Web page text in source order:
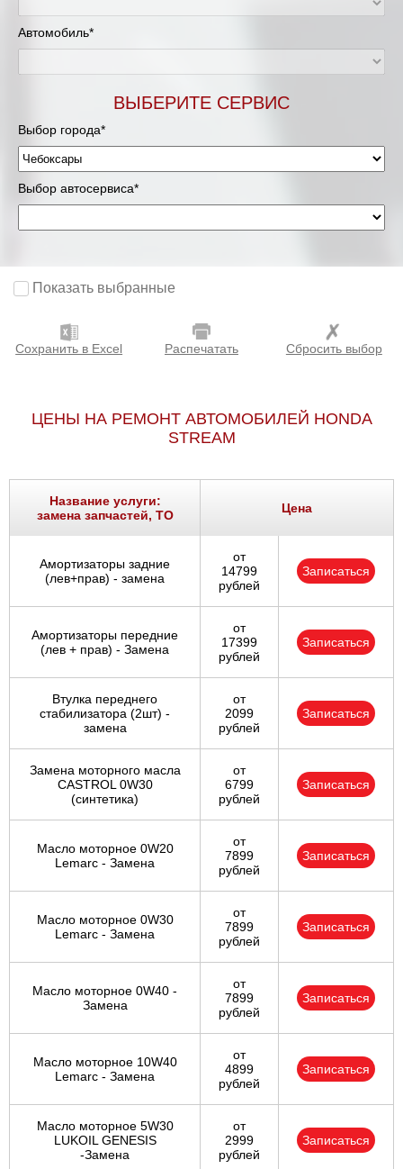
Автомобиль*
ВЫБЕРИТЕ СЕРВИС
Выбор города*
Выбор автосервиса*
Показать выбранные
Сохранить в Excel Распечатать Сбросить выбор
ЦЕНЫ НА РЕМОНТ АВТОМОБИЛЕЙ HONDA
STREAM
Название услуги:
замена запчастей, ТО
Цена
Амортизаторы задние
(лев+прав) - замена
от
14799
рублей
Записаться
Амортизаторы передние
(лев + прав) - Замена
от
17399
рублей
Записаться
Втулка переднего
стабилизатора (2шт) -
замена
от
2099
рублей
Записаться
Замена моторного масла
CASTROL 0W30
(синтетика)
от
6799
рублей
Записаться
Масло моторное 0W20
Lemarc - Замена
от
7899
рублей
Записаться
Масло моторное 0W30
Lemarc - Замена
от
7899
рублей
Записаться
Масло моторное 0W40 -
Замена
от
7899
рублей
Записаться
Масло моторное 10W40
Lemarc - Замена
от
4899
рублей
Записаться
Масло моторное 5W30
LUKOIL GENESIS
-Замена
от
2999
рублей
Записаться